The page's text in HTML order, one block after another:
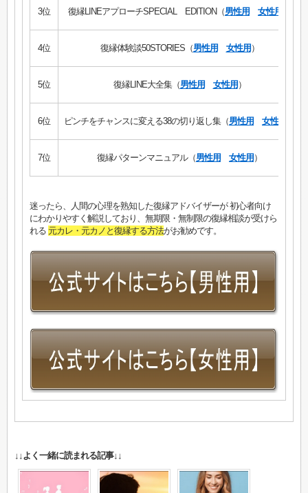
3位 復縁LINEアプローチSPECIAL EDITION（男性用 女性用
4位 復縁体験談50STORIES（男性用 女性用 ）
5位 復縁LINE大全集（男性用 女性用 ）
6位 ピンチをチャンスに変える38の切り返し集（男性用 女性用
7位 復縁パターンマニュアル（男性用 女性用 ）
迷ったら、人間の心理を熟知した復縁アドバイザーが 初心者向け
にわかりやすく解説しており、無期限・無制限の復縁相談が受けら
れる 元カレ・元カノと復縁する方法がお勧めです。
↓↓よく一緒に読まれる記事↓↓